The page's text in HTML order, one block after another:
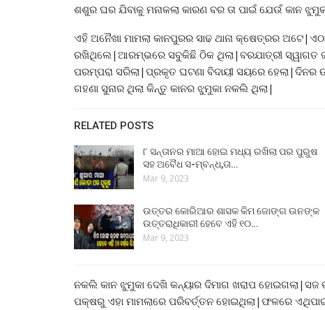
ଶଶୁର ଘର ଯିବାକୁ ମନାକଲା କାରଣ ବର ତା ପାଇଁ ଯେଉଁ କାନ
ଏହି ଅନୈଖା ମାମଲା କାନପୁରର ସାଢ ଥାନା କ୍ଷେତ୍ରର
ରଖିଥିଲେ|ଆରମ୍ଭରେ ସବୁକିଛି ଠିକ ଥିଲା|ବରଯାତ୍ରୀ ସ୍ୱାଗତ
ପରମ୍ପରା ସରିଲା|ପ୍ରକୃତ ଘଟଣା ବିଦାୟୀ ସୟରେ
ଗହଣା ସୁନାର ଥିଲା କିନ୍ତୁ କାନର ଝୁମୁକା ନକଲି ଥିଲା|
RELATED POSTS
୮ ସନ୍ତାନର ମାଆ ହୋଇ ମଧ୍ୟ ରଖିଲା ପର ପୁରୁଷ
ସହ ଅବୈଧ ସ-ମ୍ବନ୍ଧ,ତା…
Mar 9, 2023
ଉତ୍ତର କୋରିଆର ଶାସକ କିମ ଜୋଙ୍ଗ ଉନଙ୍କ
ଉତ୍ତରାଧିକାରୀ ହେବେ ଏହି ୧୦…
Mar 9, 2023
ନକଲି କାନ ଝୁମୁକା ଦେଖି କନ୍ୟାର ଦିମାଗ ଖରାପ
ପକ୍ଷରୁ ଏହା ମାମଲାରେ ପରିବର୍ତ୍ତନ ହୋଇଥିଲା|ଫଳରେ